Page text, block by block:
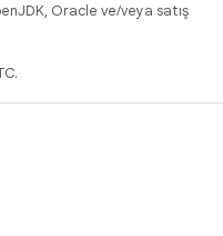
Oracle ve/veya satış